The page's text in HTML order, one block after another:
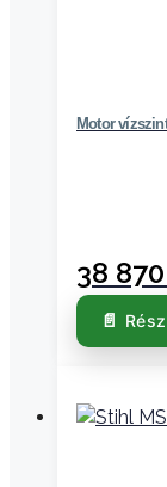
Motor
38 870